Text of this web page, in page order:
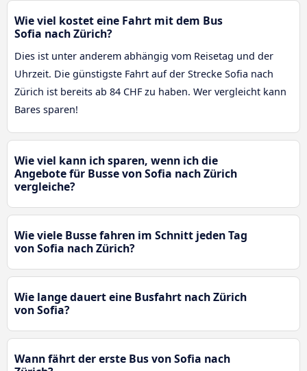
Wie viel kostet eine Fahrt mit dem Bus
Sofia nach Zürich?
Dies ist unter anderem abhängig vom Reisetag und der
Uhrzeit. Die günstigste Fahrt auf der Strecke Sofia nach
Zürich ist bereits ab 84 CHF zu haben. Wer vergleicht kann
Bares sparen!
Wie viel kann ich sparen, wenn ich die
Angebote für Busse von Sofia nach Zürich
vergleiche?
Wie viele Busse fahren im Schnitt jeden Tag
von Sofia nach Zürich?
Wie lange dauert eine Busfahrt nach Zürich
von Sofia?
Wann fährt der erste Bus von Sofia nach